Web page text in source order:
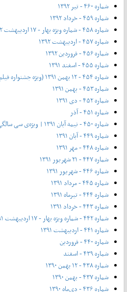
شماره ۴۶۰ - تیر ۱۳۹۲
شماره ۴۵۹ - خرداد ۱۳۹۲
شماره ۴۵۸ - شماره ویژه بهار - ۱۷ اردیبهشت ۱۳۹۲
شماره ۴۵۷ - اردیبهشت ۱۳۹۲
شماره ۴۵۶ - فروردین ۱۳۹۲
شماره ۴۵۵ - اسفند ۱۳۹۱
شماره ۴۵۴ - ۱۲ بهمن ۱۳۹۱ (ویژه جشنواره فیلم فجر)
شماره ۴۵۳ - بهمن ۱۳۹۱
شماره ۴۵۲ - دی ۱۳۹۱
شماره ۴۵۱ - آذر
شماره ۴۵۰ - نیمه آبان ۱۳۹۱ | ویژه‌ی سی سالگی
شماره ۴۴۹ - آبان ۱۳۹۱
شماره ۴۴۸ - مهر ۱۳۹۱
شماره ۴۴۷ - ۲۱ شهریور ۱۳۹۱
شماره ۴۴۶ - شهریور ۱۳۹۱
شماره ۴۴۵ - مرداد ۱۳۹۱
شماره ۴۴۴ - تیر‌ماه ۱۳۹۱
شماره ۴۴۳ - خرداد ۱۳۹۱
شماره ۴۴۲ - شماره ویژه بهار - ۱۷ اردیبهشت ۱۳۹۱
شماره ۴۴۱ - اردیبهشت ۱۳۹۱
شماره ۴۴۰ - فروردین
شماره ۴۳۹ - اسفند
شماره ۴۳۸ - ۱۲ بهمن ۱۳۹۰
شماره ۴۳۷ - بهمن ۱۳۹۰
شماره ۴۳۶ - دی‌ماه ۱۳۹۰